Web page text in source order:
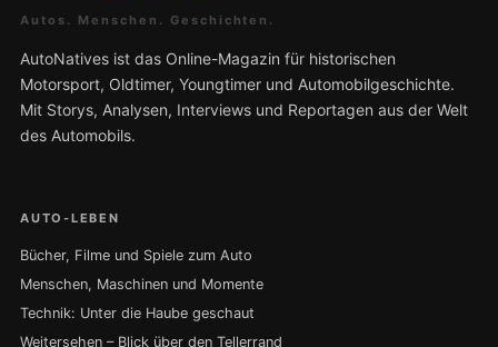
Autos. Menschen. Geschichten.
AutoNatives ist das Online-Magazin für historischen
Motorsport, Oldtimer, Youngtimer und Automobilgeschichte.
Mit Storys, Analysen, Interviews und Reportagen aus der Welt
des Automobils.
AUTO-LEBEN
Bücher, Filme und Spiele zum Auto
Menschen, Maschinen und Momente
Technik: Unter die Haube geschaut
Weitersehen – Blick über den Tellerrand